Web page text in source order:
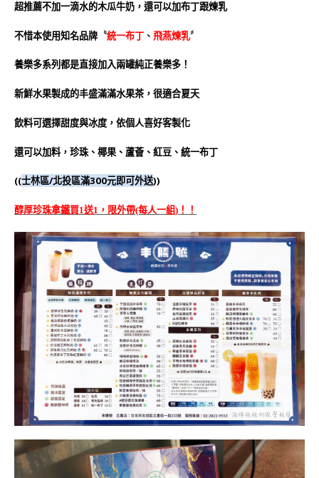
超推薦不加一滴水的木瓜牛奶，還可以加布丁跟煉乳
不惜本使用知名品牌〝統一布丁 、 飛燕煉乳〞
養樂多系列都是直接加入兩罐純正養樂多！
新鮮水果製成的丰盛滿滿水果茶，很適合夏天
飲料可選擇甜度與冰度，依個人喜好客製化
還可以加料，珍珠、椰果、蘆薈、紅豆、統一布丁
((士林區/北投區滿300元即可外送))
醇厚珍珠拿鐵買1送1，限外帶(每人一組)！！